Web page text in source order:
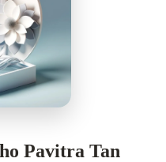
Pavitra Tan